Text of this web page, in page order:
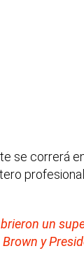
se correrá
profesional.
un
y